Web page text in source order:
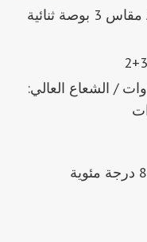
عدسة بروجيكتور A90 مقاس 3 بوصة ثنائية
الشعاع المنخفض: 60 وات / الشعاع العالي: